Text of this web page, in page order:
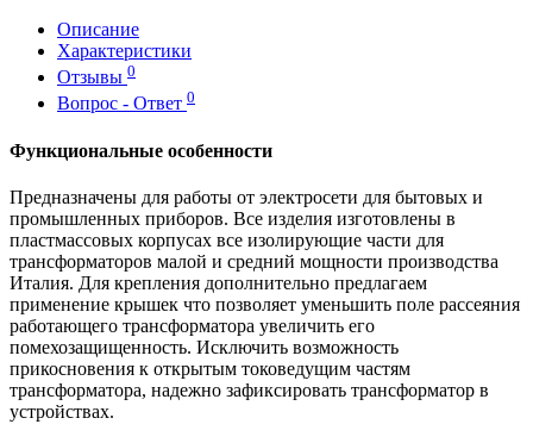
Описание
Характеристики
Отзывы 0
Вопрос - Ответ 0
Функциональные особенности
Предназначены для работы от электросети для бытовых и
промышленных приборов. Все изделия изготовлены в
пластмассовых корпусах все изолирующие части для
трансформаторов малой и средний мощности производства
Италия. Для крепления дополнительно предлагаем
применение крышек что позволяет уменьшить поле рассеяния
работающего трансформатора увеличить его
помехозащищенность. Исключить возможность
прикосновения к открытым токоведущим частям
трансформатора, надежно зафиксировать трансформатор в
устройствах.